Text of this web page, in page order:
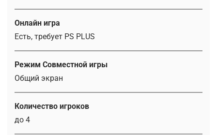
Онлайн игра
Есть, требует PS PLUS
Режим Совместной игры
Общий экран
Количество игроков
до 4